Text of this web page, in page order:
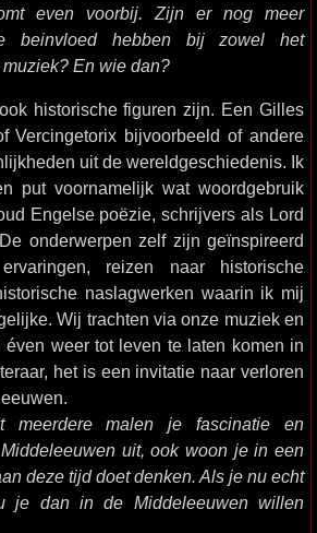
even voorbij. Zijn er nog meer
beinvloed hebben bij zowel het
En wie dan?
historische figuren zijn. Een Gilles
Vercingetorix bijvoorbeeld of andere
uit de wereldgeschiedenis. Ik
put voornamelijk wat woordgebruik
Engelse poëzie, schrijvers als Lord
onderwerpen zelf zijn geïnspireerd
reizen naar historische
naslagwerken waarin ik mij
Wij trachten via onze muziek en
éven weer tot leven te laten komen in
het is een invitatie naar verloren
meerdere malen je fascinatie en
uit, ook woon je in een
deze tijd doet denken. Als je nu echt
je dan in de Middeleeuwen willen